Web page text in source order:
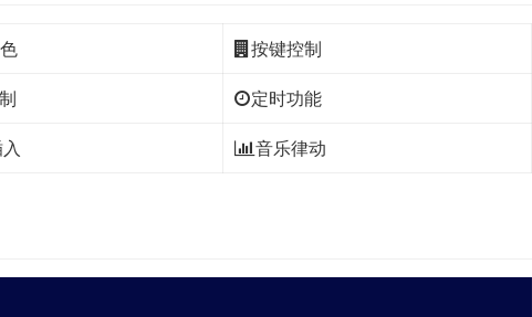
按键控制
定时功能
音乐律动